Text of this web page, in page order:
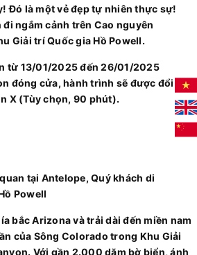
Đó là một vẻ đẹp tự nhiên thực sự!
ngắm cảnh trên Cao nguyên
Giải trí Quốc gia Hồ Powell.
từ 13/01/2025 đến 26/01/2025
đóng cửa, hành trình sẽ được đổi
X (Tùy chọn, 90 phút).
tại Antelope, Quý khách di
Powell
bắc Arizona và trải dài đến miền nam
của Sông Colorado trong Khu Giải
Với gần 2.000 dặm bờ biển, ánh